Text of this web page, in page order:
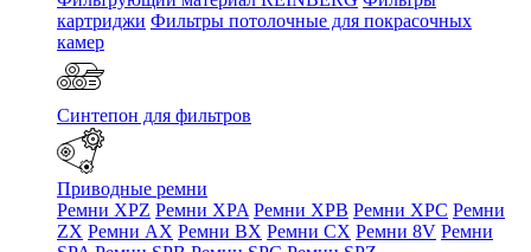
картриджи Фильтры потолочные для покрасочных
камер
Синтепон для фильтров
Приводные ремни
Ремни XPZ Ремни XPA Ремни XPB Ремни XPC Ремни
ZX Ремни AX Ремни BX Ремни CX Ремни 8V Ремни